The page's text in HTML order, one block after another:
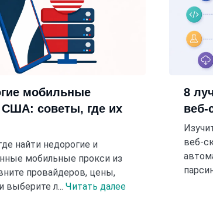
мобильные
США: советы, где их
найти недорогие и
мобильные прокси из
провайдеров, цены,
выберите л...Читать далее
8
веб-
веб-